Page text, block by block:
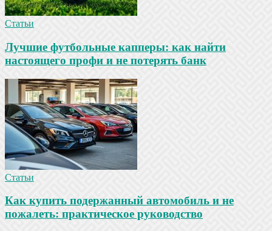
Статьи
Лучшие футбольные капперы: как найти
настоящего профи и не потерять банк
Статьи
Как купить подержанный автомобиль и не
пожалеть: практическое руководство